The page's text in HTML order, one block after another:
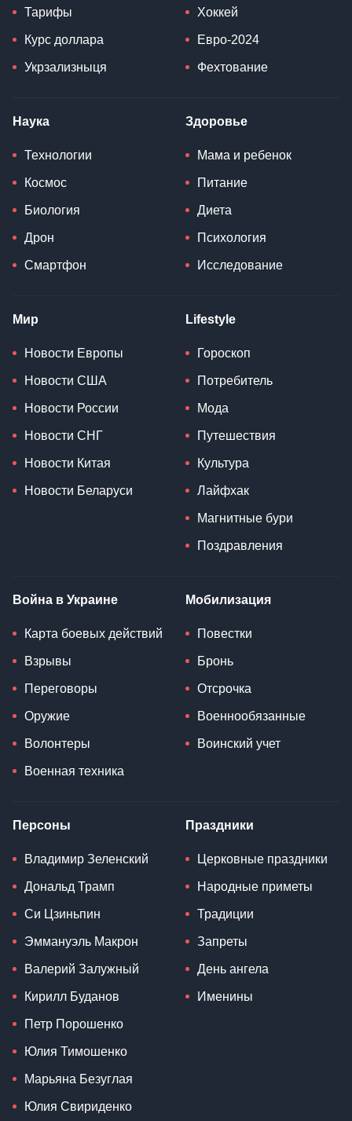
Тарифы
Курс доллара
Укрзализныця
Хоккей
Евро-2024
Фехтование
Наука
Технологии
Космос
Биология
Дрон
Смартфон
Здоровье
Мама и ребенок
Питание
Диета
Психология
Исследование
Мир
Новости Европы
Новости США
Новости России
Новости СНГ
Новости Китая
Новости Беларуси
Lifestyle
Гороскоп
Потребитель
Мода
Путешествия
Культура
Лайфхак
Магнитные бури
Поздравления
Война в Украине
Карта боевых действий
Взрывы
Переговоры
Оружие
Волонтеры
Военная техника
Мобилизация
Повестки
Бронь
Отсрочка
Военнообязанные
Воинский учет
Персоны
Владимир Зеленский
Дональд Трамп
Си Цзиньпин
Эммануэль Макрон
Валерий Залужный
Кирилл Буданов
Петр Порошенко
Юлия Тимошенко
Марьяна Безуглая
Юлия Свириденко
Праздники
Церковные праздники
Народные приметы
Традиции
Запреты
День ангела
Именины